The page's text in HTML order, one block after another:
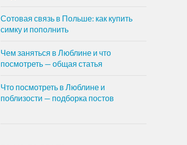
Сотовая связь в Польше: как купить
симку и пополнить
Чем заняться в Люблине и что
посмотреть — общая статья
Что посмотреть в Люблине и
поблизости — подборка постов